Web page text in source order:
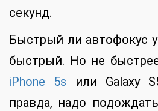
секунд.
Быстрый ли автофокус
быстрый. Но не
iPhone 5s или Galaxy
правда, надо